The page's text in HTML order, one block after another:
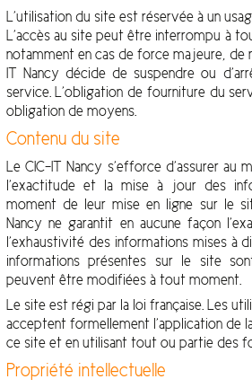
L’utilisation du site est réservée à un
L’accès au site peut être interrompu à
notamment en cas de force majeure, de
IT Nancy décide de suspendre ou
service. L’obligation de fourniture du
obligation de moyens.
Contenu du site
Le CIC-IT Nancy s’efforce d’assurer au
l’exactitude et la mise à jour des
moment de leur mise en ligne sur le
Nancy ne garantit en aucune façon
l’exhaustivité des informations mises à
informations présentes sur le site
peuvent être modifiées à tout moment.
Le site est régi par la loi française. Les
acceptent formellement l’application de
ce site et en utilisant tout ou partie des
Propriété intellectuelle